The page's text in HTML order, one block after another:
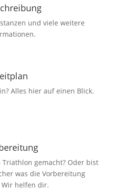
und viele weitere
Alles hier auf einen Blick.
gemacht? Oder bist
was die Vorbereitung
Wir helfen dir.